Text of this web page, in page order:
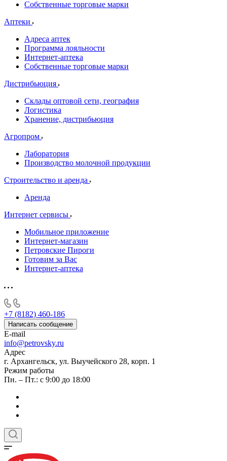
Собственные торговые марки
Аптеки
Адреса аптек
Программа лояльности
Интернет-аптека
Собственные торговые марки
Дистрибьюция
Склады оптовой сети, география
Логистика
Хранение, дистрибьюция
Агропром
Лаборатория
Производство молочной продукции
Строительство и аренда
Аренда
Интернет сервисы
Мобильное приложение
Интернет-магазин
Петровские Пироги
Готовим за Вас
Интернет-аптека
+7 (8182) 460-186
Написать сообщение
E-mail
info@petrovsky.ru
Адрес
г. Архангельск, ул. Выучейского 28, корп. 1
Режим работы
Пн. – Пт.: с 9:00 до 18:00